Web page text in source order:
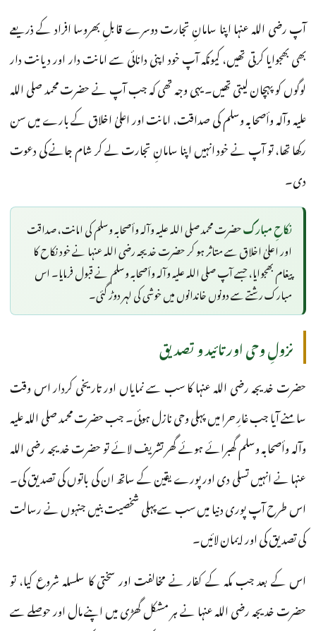
آپ رضی اللہ عنہا اپنا سامانِ تجارت دوسرے قابلِ بھروسا افراد کے ذریعے
بھی بھجوایا کرتی تھیں، کیونکہ آپ خود اپنی دانائی سے امانت دار اور دیانت دار
لوگوں کو پہچان لیتی تھیں۔ یہی وجہ تھی کہ جب آپ نے حضرت محمد صلی اللہ
علیہ وآلہ وأصحابہ وسلم کی صداقت، امانت اور اعلیٰ اخلاق کے بارے میں سن
رکھا تھا، تو آپ نے خود انہیں اپنا سامانِ تجارت لے کر شام جانے کی دعوت
دی۔
نکاحِ مبارکحضرت محمد صلی اللہ علیہ وآلہ وأصحابہ وسلم کی امانت، صداقت
اور اعلیٰ اخلاق سے متاثر ہو کر حضرت خدیجہ رضی اللہ عنہا نے خود نکاح کا
پیغام بھجوایا، جسے آپ صلی اللہ علیہ وآلہ وأصحابہ وسلم نے قبول فرمایا۔ اس
مبارک رشتے سے دونوں خاندانوں میں خوشی کی لہر دوڑ گئی۔
نزولِ وحی اور تائید و تصدیق
حضرت خدیجہ رضی اللہ عنہا کا سب سے نمایاں اور تاریخی کردار اس وقت
سامنے آیا جب غارِ حرا میں پہلی وحی نازل ہوئی۔ جب حضرت محمد صلی اللہ علیہ
وآلہ وأصحابہ وسلم گھبرائے ہوئے گھر تشریف لائے تو حضرت خدیجہ رضی اللہ
عنہا نے انہیں تسلی دی اور پورے یقین کے ساتھ ان کی باتوں کی تصدیق کی۔
اس طرح آپ پوری دنیا میں سب سے پہلی شخصیت بنیں جنہوں نے رسالت
کی تصدیق کی اور ایمان لائیں۔
اس کے بعد جب مکہ کے کفار نے مخالفت اور سختی کا سلسلہ شروع کیا، تو
حضرت خدیجہ رضی اللہ عنہا نے ہر مشکل گھڑی میں اپنے مال اور حوصلے سے